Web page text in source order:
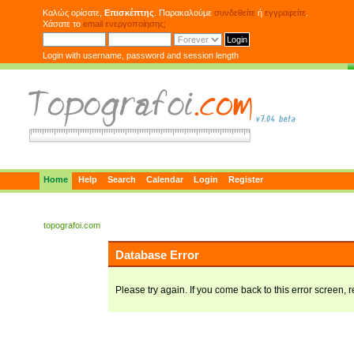
Καλώς ορίσατε, Επισκέπτης . Παρακαλούμε συνδεθείτε ή εγγραφείτε
Χάσατε το email ενεργοποίησης;
Login with username, password and session length
Home Help Search Calendar Login Register
topografoi.com
Database Error
Please try again. If you come back to this error screen,